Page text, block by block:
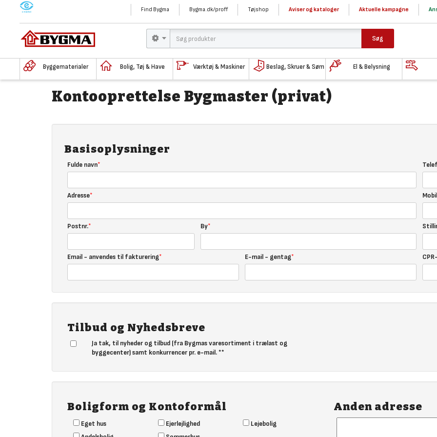
M Find Bygma Bygma.dk/proff Tøjshop Aviser og kataloger Aktuelle kampagne
Søg
Byggematerialer Bolig, Tøj & Have Værktøj & Maskiner Beslag, Skruer & Søm El & Belysning
Kontooprettelse Bygmaster (privat)
Basisoplysninger
Fulde navn
Adresse Mobil
Postnr. By
Email - anvendes til fakturering E-mail - gentag
Tilbud og Nyhedsbreve
Ja tak, til nyheder og tilbud (fra Bygmas varesortiment i trælast og
byggecenter) samt konkurrencer pr. e-mail. **
Boligform og Kontoformål
Eget hus Ejerlejlighed
Lejebolig
Anden adresse